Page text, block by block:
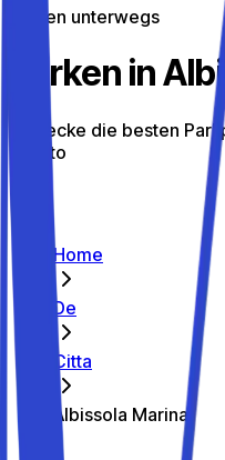
Parken unterwegs
Parken in
Entdecke die besten
Parkito
Home
De
Citta
Albissola Marina